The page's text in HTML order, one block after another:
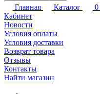
Главная Каталог 0
Кабинет
Новости
Условия оплаты
Условия доставки
Возврат товара
Отзывы
Контакты
Найти магазин